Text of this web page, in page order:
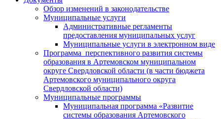
Обзор изменений в законодательстве
Муниципальные услуги
Административные регламенты
предоставления муниципальных услуг
Муниципальные услуги в электронном виде
Программа перспективного развития системы
образования в Артемовском муниципальном
округе Свердловской области (в части бюджета
Артемовского муниципального округа
Свердловской области)
Муниципальные программы
Муниципальная программа «Развитие
системы образования Артемовского